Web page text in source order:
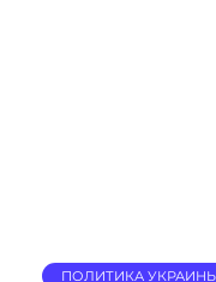
ПОЛИТИКА